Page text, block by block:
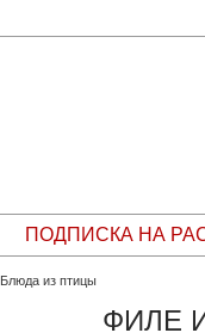
ПОДПИСКА НА
Блюда из птицы
ФИЛЕ